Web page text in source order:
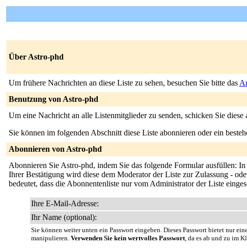
Über Astro-phd
Um frühere Nachrichten an diese Liste zu sehen, besuchen Sie bitte das
Benutzung von Astro-phd
Um eine Nachricht an alle Listenmitglieder zu senden, schicken Sie diese
Sie können im folgenden Abschnitt diese Liste abonnieren oder ein
Abonnieren von Astro-phd
Abonnieren Sie Astro-phd, indem Sie das folgende Formular ausfüllen:
Ihrer Bestätigung wird diese dem Moderator der Liste zur Zulassung -
bedeutet, dass die Abonnentenliste nur vom Administrator der Liste
Ihre E-Mail-Adresse:
Ihr Name (optional):
Sie können weiter unten ein Passwort eingeben. Dieses Passwort bietet nur
manipulieren. Verwenden Sie kein wertvolles Passwort, da es ab und zu im